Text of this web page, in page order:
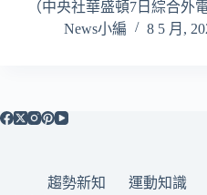
（中央社華盛頓7日綜合
News小編
8 5 月,
趨勢新知 運動知識